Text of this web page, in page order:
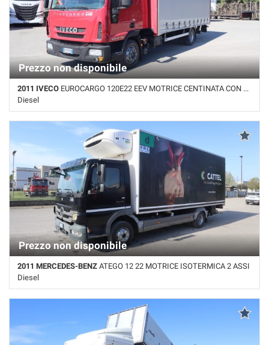
Prezzo non disponibile
2011 IVECO EUROCARGO 120E22 EEV MOTRICE CENTINATA CON SPONDA
Diesel
Km non disponibile • Cambio Automatico • Bianco pastello
Prezzo non disponibile
2011 MERCEDES-BENZ ATEGO 12 22 MOTRICE ISOTERMICA 2 ASSI
Diesel
765.000 Km • Cambio Manuale • Nero pastello • ABS • Pedana